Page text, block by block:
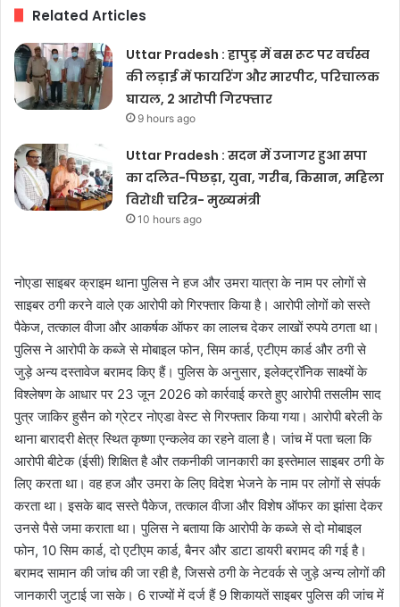
Related Articles
Uttar Pradesh : हापुड़ में बस रूट पर वर्चस्व
की लड़ाई में फायरिंग और मारपीट, परिचालक
घायल, 2 आरोपी गिरफ्तार
9 hours ago
Uttar Pradesh : सदन में उजागर हुआ सपा
का दलित-पिछड़ा, युवा, गरीब, किसान, महिला
विरोधी चरित्र- मुख्यमंत्री
10 hours ago
नोएडा साइबर क्राइम थाना पुलिस ने हज और उमरा यात्रा के नाम पर लोगों से
साइबर ठगी करने वाले एक आरोपी को गिरफ्तार किया है। आरोपी लोगों को सस्ते
पैकेज, तत्काल वीजा और आकर्षक ऑफर का लालच देकर लाखों रुपये ठगता था।
पुलिस ने आरोपी के कब्जे से मोबाइल फोन, सिम कार्ड, एटीएम कार्ड और ठगी से
जुड़े अन्य दस्तावेज बरामद किए हैं। पुलिस के अनुसार, इलेक्ट्रॉनिक साक्ष्यों के
विश्लेषण के आधार पर 23 जून 2026 को कार्रवाई करते हुए आरोपी तसलीम साद
पुत्र जाकिर हुसैन को ग्रेटर नोएडा वेस्ट से गिरफ्तार किया गया। आरोपी बरेली के
थाना बारादरी क्षेत्र स्थित कृष्णा एन्कलेव का रहने वाला है। जांच में पता चला कि
आरोपी बीटेक (ईसी) शिक्षित है और तकनीकी जानकारी का इस्तेमाल साइबर ठगी के
लिए करता था। वह हज और उमरा के लिए विदेश भेजने के नाम पर लोगों से संपर्क
करता था। इसके बाद सस्ते पैकेज, तत्काल वीजा और विशेष ऑफर का झांसा देकर
उनसे पैसे जमा कराता था। पुलिस ने बताया कि आरोपी के कब्जे से दो मोबाइल
फोन, 10 सिम कार्ड, दो एटीएम कार्ड, बैनर और डाटा डायरी बरामद की गई है।
बरामद सामान की जांच की जा रही है, जिससे ठगी के नेटवर्क से जुड़े अन्य लोगों की
जानकारी जुटाई जा सके। 6 राज्यों में दर्ज हैं 9 शिकायतें साइबर पुलिस की जांच में